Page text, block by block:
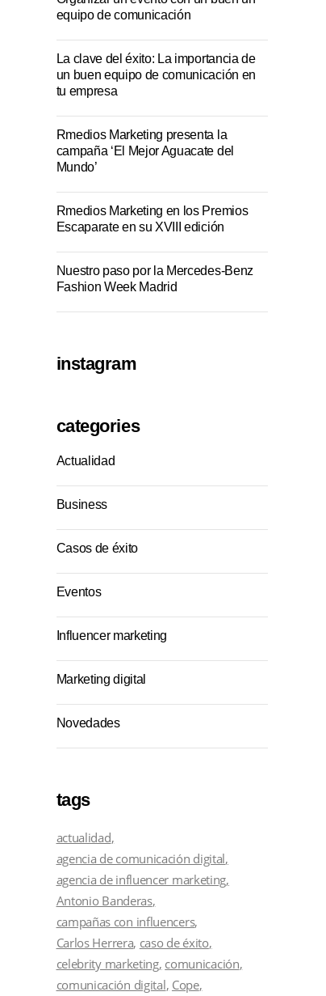
equipo de comunicación
La clave del éxito: La importancia de
un buen equipo de comunicación en
tu empresa
Rmedios Marketing presenta la
campaña ‘El Mejor Aguacate del
Mundo’
Rmedios Marketing en los Premios
Escaparate en su XVIII edición
Nuestro paso por la Mercedes-Benz
Fashion Week Madrid
instagram
categories
Actualidad
Business
Casos de éxito
Eventos
Influencer marketing
Marketing digital
Novedades
tags
actualidad
agencia de comunicación digital
agencia de influencer marketing
Antonio Banderas
campañas con influencers
Carlos Herrera caso de éxito
celebrity marketing comunicación
comunicación digital Cope